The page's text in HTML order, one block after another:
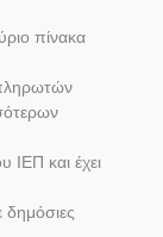
πίνακα
ΙΕΠ και έχει